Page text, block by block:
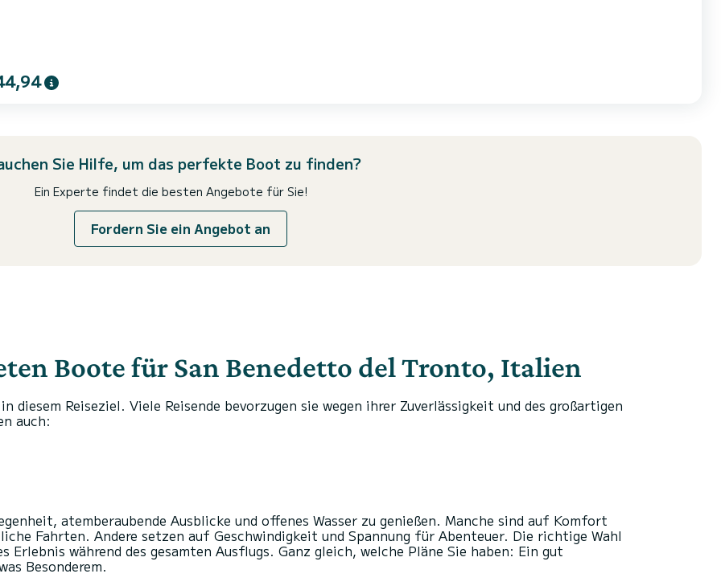
Sie Hilfe, um das perfekte Boot zu finden?
Ein Experte findet die besten Angebote für Sie!
Fordern Sie ein Angebot an
Boote für San Benedetto del Tronto, Italien
Reiseziel. Viele Reisende bevorzugen sie wegen ihrer Zuverlässigkeit und des großartigen
auch:
atemberaubende Ausblicke und offenes Wasser zu genießen. Manche sind auf Komfort
Fahrten. Andere setzen auf Geschwindigkeit und Spannung für Abenteuer. Die richtige Wahl
Erlebnis während des gesamten Ausflugs. Ganz gleich, welche Pläne Sie haben: Ein gut
Besonderem.